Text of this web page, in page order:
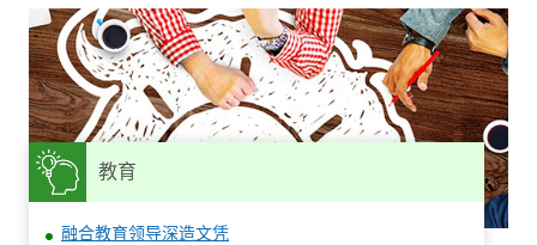
教育
融合教育领导深造文凭